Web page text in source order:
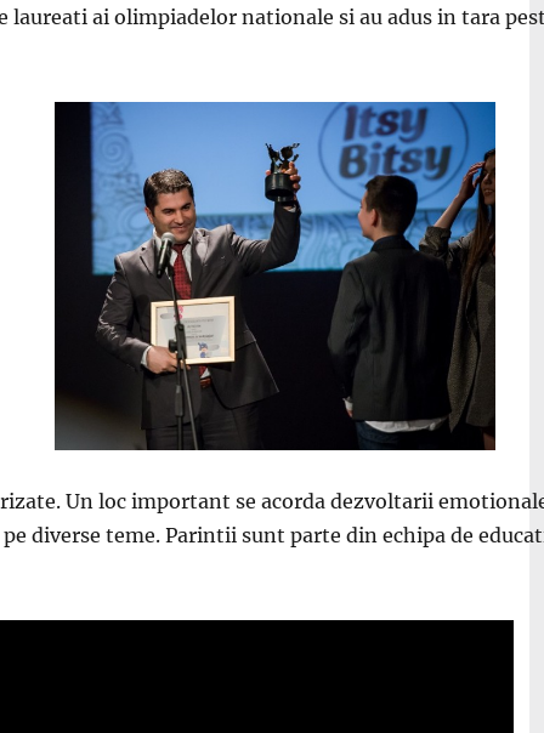
laureati ai olimpiadelor nationale si au adus in tara
Un loc important se acorda dezvoltarii
diverse teme. Parintii sunt parte din echipa de